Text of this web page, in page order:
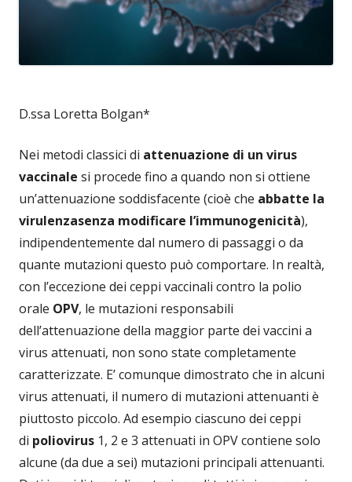
D.ssa Loretta Bolgan*
Nei metodi classici di attenuazione di un virus
vaccinale si procede fino a quando non si ottiene
un’attenuazione soddisfacente (cioè che abbatte la
virulenzasenza modificare l’immunogenicità),
indipendentemente dal numero di passaggi o da
quante mutazioni questo può comportare. In realtà,
con l’eccezione dei ceppi vaccinali contro la polio
orale OPV, le mutazioni responsabili
dell’attenuazione della maggior parte dei vaccini a
virus attenuati, non sono state completamente
caratterizzate. E’ comunque dimostrato che in alcuni
virus attenuati, il numero di mutazioni attenuanti è
piuttosto piccolo. Ad esempio ciascuno dei ceppi
di poliovirus 1, 2 e 3 attenuati in OPV contiene solo
alcune (da due a sei) mutazioni principali attenuanti.